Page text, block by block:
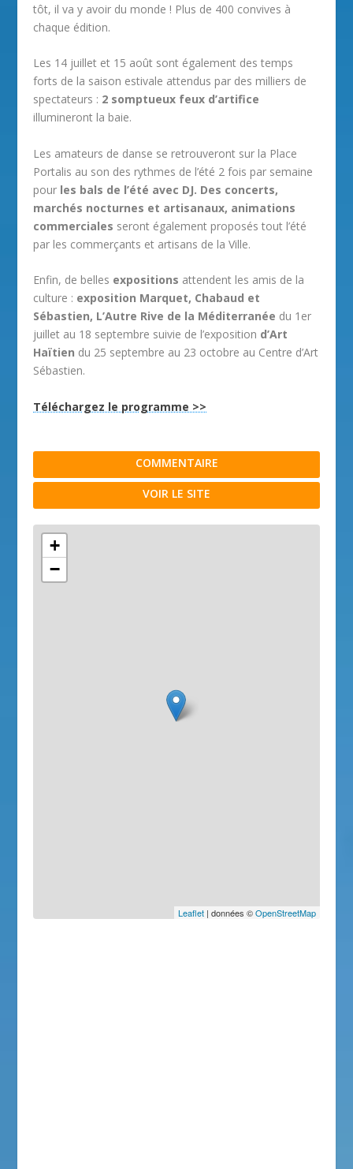
tôt, il va y avoir du monde ! Plus de 400 convives à
chaque édition.
Les 14 juillet et 15 août sont également des temps
forts de la saison estivale attendus par des milliers de
spectateurs : 2 somptueux feux d’artifice
illumineront la baie.
Les amateurs de danse se retrouveront sur la Place
Portalis au son des rythmes de l’été 2 fois par semaine
pour les bals de l’été avec DJ. Des concerts,
marchés nocturnes et artisanaux, animations
commerciales seront également proposés tout l’été
par les commerçants et artisans de la Ville.
Enfin, de belles expositions attendent les amis de la
culture : exposition Marquet, Chabaud et
Sébastien, L’Autre Rive de la Méditerranée du 1er
juillet au 18 septembre suivie de l’exposition d’Art
Haïtien du 25 septembre au 23 octobre au Centre d’Art
Sébastien.
Téléchargez le programme >>
COMMENTAIRE
VOIR LE SITE
+
−
Leaflet| données ©OpenStreetMap